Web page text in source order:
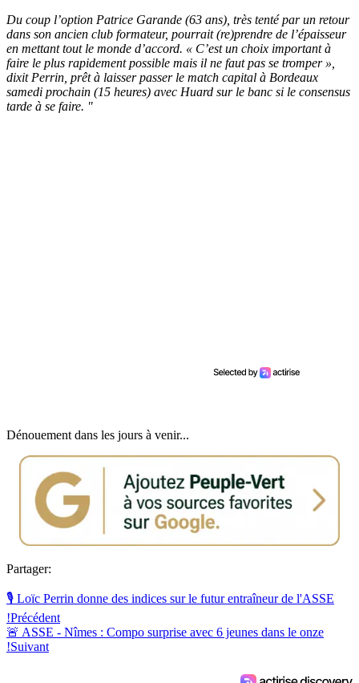
Du coup l’option Patrice Garande (63 ans), très tenté par un retour
dans son ancien club formateur, pourrait (re)prendre de l’épaisseur
en mettant tout le monde d’accord. « C’est un choix important à
faire le plus rapidement possible mais il ne faut pas se tromper »,
dixit Perrin, prêt à laisser passer le match capital à Bordeaux
samedi prochain (15 heures) avec Huard sur le banc si le consensus
tarde à se faire. "
Dénouement dans les jours à venir...
Partager:
🎙️ Loïc Perrin donne des indices sur le futur entraîneur de l'ASSE
!Précédent
🚨 ASSE - Nîmes : Compo surprise avec 6 jeunes dans le onze
!Suivant